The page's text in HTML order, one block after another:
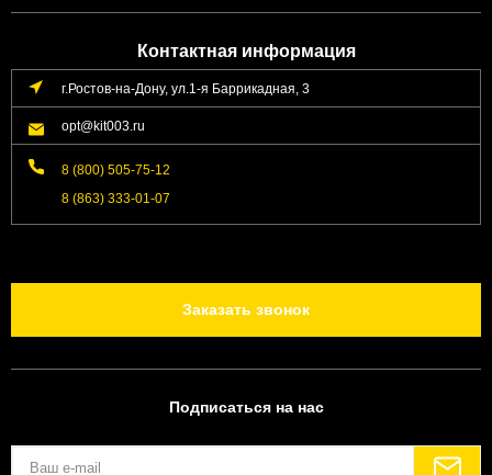
Контактная информация
г.Ростов-на-Дону, ул.1-я Баррикадная, 3
opt@kit003.ru
8 (800) 505-75-12
8 (863) 333-01-07
Заказать звонок
Подписаться на нас